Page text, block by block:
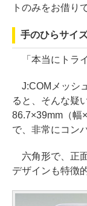
トのみをお借り
手のひらサイ
「本当にトラ
J:COMメッシ
ると、そんな疑
86.7×39mm（幅
で、非常にコン
六角形で、正
デザインも特徴